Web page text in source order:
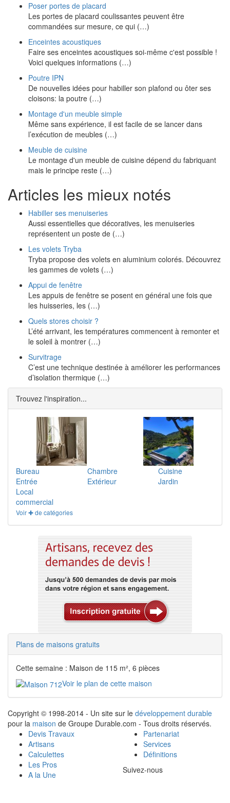
Poser portes de placard
Les portes de placard coulissantes peuvent être
commandées sur mesure, ce qui (…)
Enceintes acoustiques
Faire ses enceintes acoustiques soi-même c'est possible !
Voici quelques informations (…)
Poutre IPN
De nouvelles idées pour habiller son plafond ou ôter ses
cloisons: la poutre (…)
Montage d'un meuble simple
Même sans expérience, il est facile de se lancer dans
l’exécution de meubles (…)
Meuble de cuisine
Le montage d'un meuble de cuisine dépend du fabriquant
mais le principe reste (…)
Articles les mieux notés
Habiller ses menuiseries
Aussi essentielles que décoratives, les menuiseries
représentent un poste de (…)
Les volets Tryba
Tryba propose des volets en aluminium colorés. Découvrez
les gammes de volets (…)
Appui de fenêtre
Les appuis de fenêtre se posent en général une fois que
les huisseries, les (…)
Quels stores choisir ?
L’été arrivant, les températures commencent à remonter et
le soleil à montrer (…)
Survitrage
C’est une technique destinée à améliorer les performances
d’isolation thermique (…)
Trouvez l'inspiration...
Bureau Chambre
Cuisine
Entrée
Extérieur
Jardin
Local
commercial
Voir ✚ de catégories
Plans de maisons gratuits
Cette semaine : Maison de 115 m², 6 pièces
Voir le plan de cette maison
Copyright © 1998-2014 - Un site sur le développement durable
pour la maison de Groupe Durable.com - Tous droits réservés.
Devis Travaux
Artisans
Calculettes
Les Pros
A la Une
Partenariat
Services
Définitions
Suivez-nous